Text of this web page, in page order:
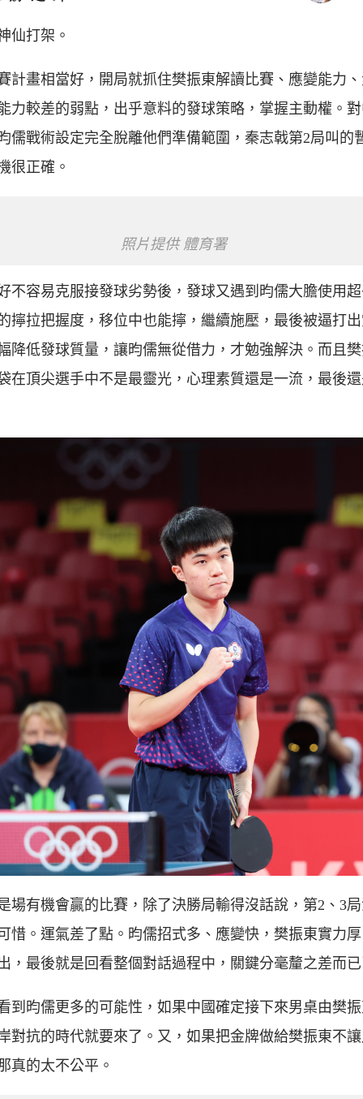
仙打架。
計畫相當好，開局就抓住樊振東解讀比賽、應變能力
力較差的弱點，出乎意料的發球策略，掌握主動權。
儒戰術設定完全脫離他們準備範圍，秦志戟第2局叫的
很正確。
照片提供 體育署
不容易克服接發球劣勢後，發球又遇到昀儒大膽使用
擰拉把握度，移位中也能擰，繼續施壓，最後被逼打
降低發球質量，讓昀儒無從借力，才勉強解決。而且
在頂尖選手中不是最靈光，心理素質還是一流，最後
場有機會贏的比賽，除了決勝局輸得沒話說，第2、3
惜。運氣差了點。昀儒招式多、應變快，樊振東實力
，最後就是回看整個對話過程中，關鍵分毫釐之差而
到昀儒更多的可能性，如果中國確定接下來男桌由樊
對抗的時代就要來了。又，如果把金牌做給樊振東不
真的太不公平。